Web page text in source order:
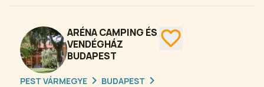
ARÉNA CAMPING ÉS
VENDÉGHÁZ
BUDAPEST
PEST VÁRMEGYE
BUDAPEST